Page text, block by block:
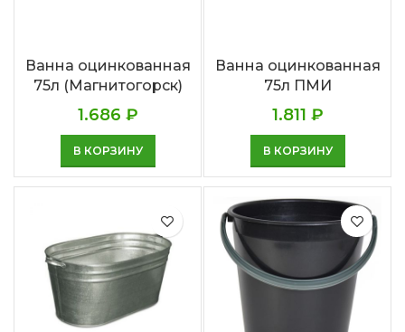
Ванна оцинкованная
75л (Магнитогорск)
1.686 ₽
В КОРЗИНУ
Ванна оцинкованная
75л ПМИ
1.811 ₽
В КОРЗИНУ